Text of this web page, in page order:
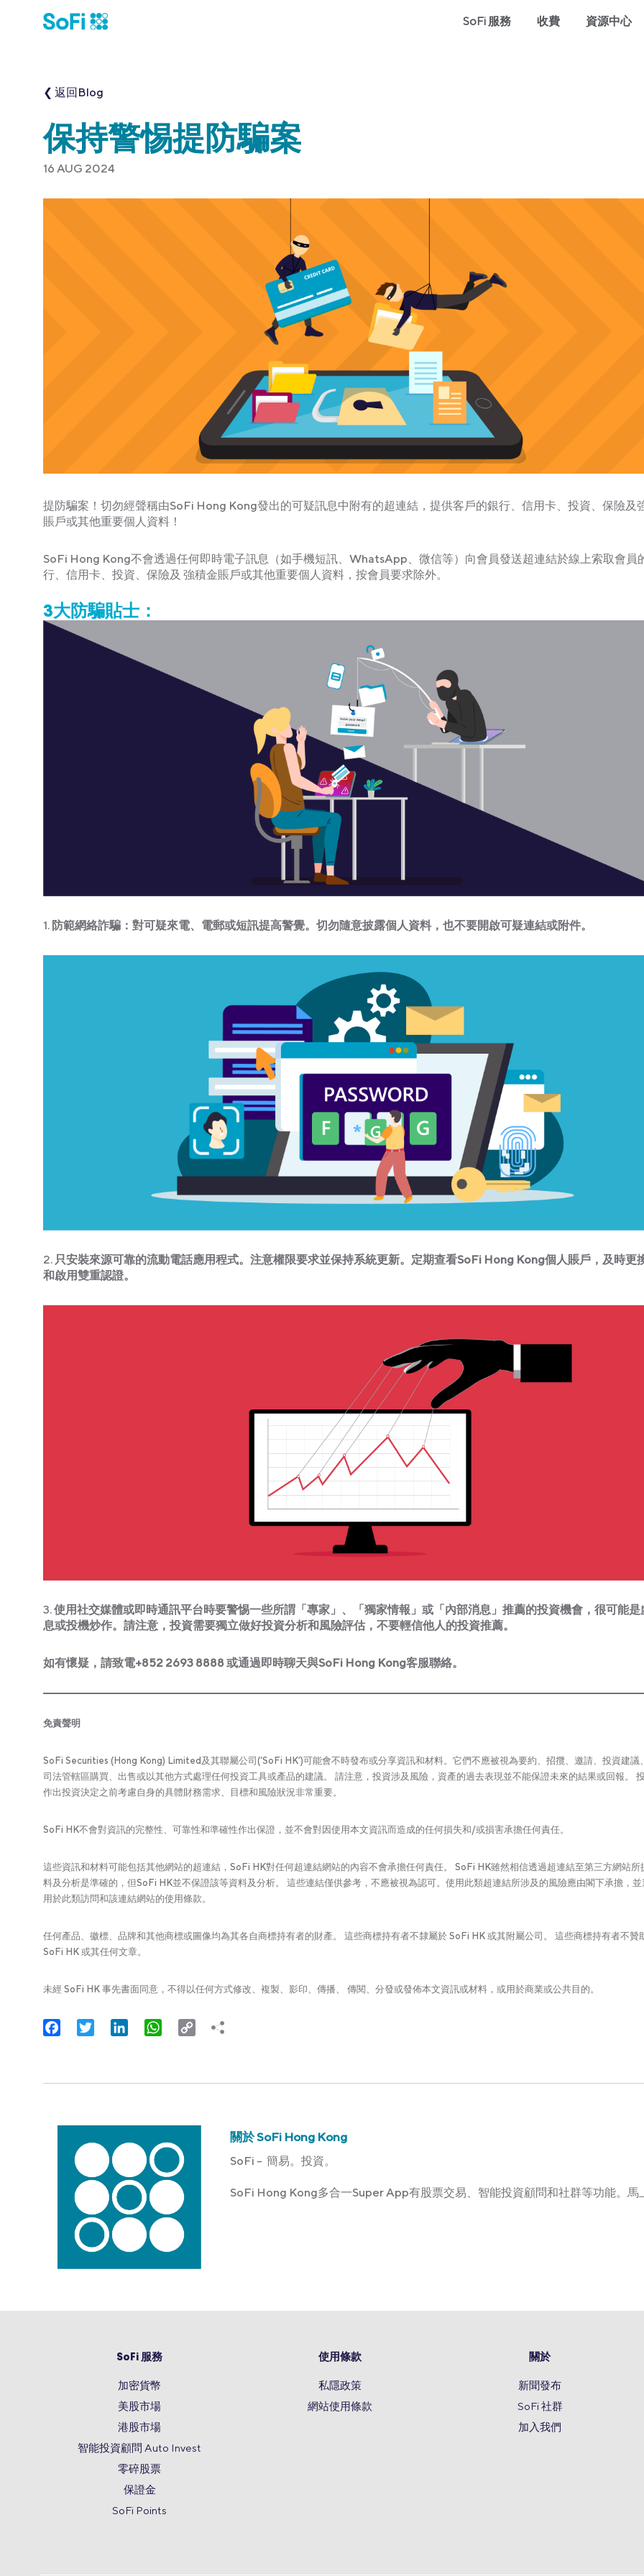
SoFi 服務 收費 資源中心
❮ 返回Blog
保持警惕提防騙案
16 AUG 2024
提防騙案！切勿經聲稱由SoFi Hong Kong發出的可疑訊息中附有的超連結，提供客戶的銀行、信用卡、投資、保險及
賬戶或其他重要個人資料！
SoFi Hong Kong不會透過任何即時電子訊息（如手機短訊、WhatsApp、微信等）向會員發送超連結於線上索取會員
行、信用卡、投資、保險及 強積金賬戶或其他重要個人資料，按會員要求除外。
3大防騙貼士：
1. 防範網絡詐騙：對可疑來電、電郵或短訊提高警覺。切勿隨意披露個人資料，也不要開啟可疑連結或附件。
2. 只安裝來源可靠的流動電話應用程式。注意權限要求並保持系統更新。定期查看SoFi Hong Kong個人賬戶，及時更
和啟用雙重認證。
3.使用社交媒體或即時通訊平台時要警惕一些所謂「專家」、「獨家情報」或「內部消息」推薦的投資機會，很可能是
息或投機炒作。請注意，投資需要獨立做好投資分析和風險評估，不要輕信他人的投資推薦。
如有懷疑，請致電+852 2693 8888 或通過即時聊天與SoFi Hong Kong客服聯絡。
免責聲明
SoFi Securities (Hong Kong) Limited及其聯屬公司(‘SoFi HK’)可能會不時發布或分享資訊和材料。它們不應被視為要約、招攬、邀請、投資建議
司法管轄區購買、出售或以其他方式處理任何投資工具或產品的建議。 請注意，投資涉及風險，資產的過去表現並不能保證未來的結果或回報。
作出投資決定之前考慮自身的具體財務需求、目標和風險狀況非常重要。
SoFi HK不會對資訊的完整性、可靠性和準確性作出保證，並不會對因使用本文資訊而造成的任何損失和/或損害承擔任何責任。
這些資訊和材料可能包括其他網站的超連結，SoFi HK對任何超連結網站的內容不會承擔任何責任。 SoFi HK雖然相信透過超連結至第三方網站所
料及分析是準確的，但SoFi HK並不保證該等資料及分析。 這些連結僅供參考，不應被視為認可。使用此類超連結所涉及的風險應由閣下承擔，並
用於此類訪問和該連結網站的使用條款。
任何產品、徽標、品牌和其他商標或圖像均為其各自商標持有者的財產。 這些商標持有者不隸屬於 SoFi HK 或其附屬公司。 這些商標持有者不贊
SoFi HK 或其任何文章。
未經 SoFi HK 事先書面同意，不得以任何方式修改、複製、影印、傳播、 傳閱、分發或發佈本文資訊或材料，或用於商業或公共目的。
FacebookTwitter LinkedInWhatsApp
Copy
關於 SoFi Hong Kong
SoFi – 簡易。投資。
SoFi Hong Kong多合一Super App有股票交易、智能投資顧問和社群等功能。
SoFi 服務
加密貨幣
美股市場
港股市場
智能投資顧問 Auto Invest
零碎股票
保證金
SoFi Points
使用條款
私隱政策
網站使用條款
關於
新聞發布
SoFi 社群
加入我們